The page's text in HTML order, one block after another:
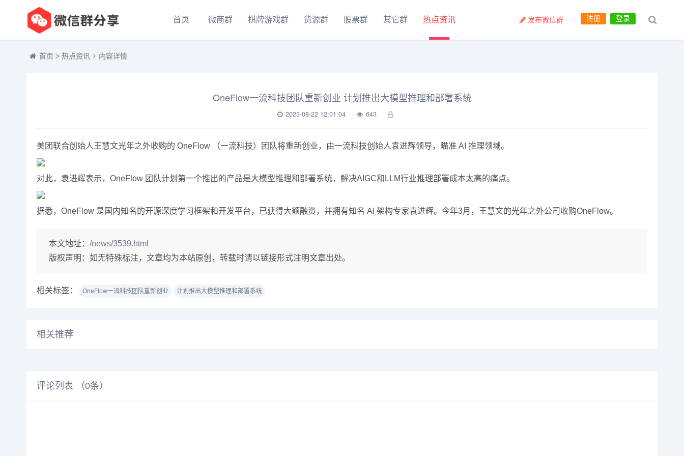
首页 微商群 棋牌游戏群 货源群 股票群 其它群 热点资讯 登录
注册
发布微信群
首页 > 热点资讯 内容详情
OneFlow一流科技团队重新创业 计划推出大模型推理和部署系统
2023-08-22 12:01:04 643
美团联合创始人王慧文光年之外收购的 OneFlow （一流科技）团队将重新创业，由一流科技创始人袁进辉领导，瞄准 AI 推理领域。
对此，袁进辉表示，OneFlow 团队计划第一个推出的产品是大模型推理和部署系统，解决AIGC和LLM行业推理部署成本太高的痛点。
据悉，OneFlow 是国内知名的开源深度学习框架和开发平台，已获得大额融资，并拥有知名 AI 架构专家袁进辉。今年3月，王慧文的光年之外公司收购OneFlow。
本文地址： /news/3539.html
版权声明： 如无特殊标注，文章均为本站原创，转载时请以链接形式注明文章出处。
相关标签： OneFlow一流科技团队重新创业 计划推出大模型推理和部署系统
相关推荐
评论列表 （0条）